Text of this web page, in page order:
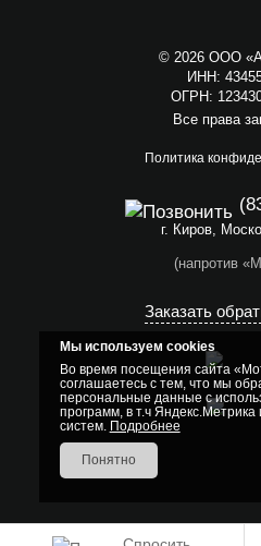
Мы используем cookies
Во время посещения сайта
соглашаетесь с тем, что мы
персональные данные с
программ, в т.ч
систем. Подробнее
Понятно
© 2026 ООО
ИНН:
ОГРН:
Все права
Политика
г. Киров,
(напротив
Заказать